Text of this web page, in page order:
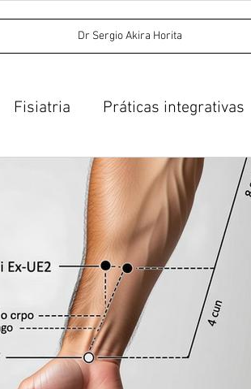
Dr Sergio Akira Horita
Fisiatria Práticas integrativas
invasivos Acupuntura
Acupuntura auricular